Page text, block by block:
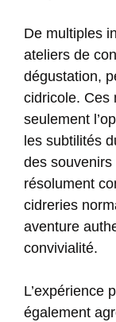
De multiples
ateliers de
dégustation,
cidricole. Ces
seulement
les subtilités
des
résolument
cidreries
aventure
convivialité.
L’expérience
également